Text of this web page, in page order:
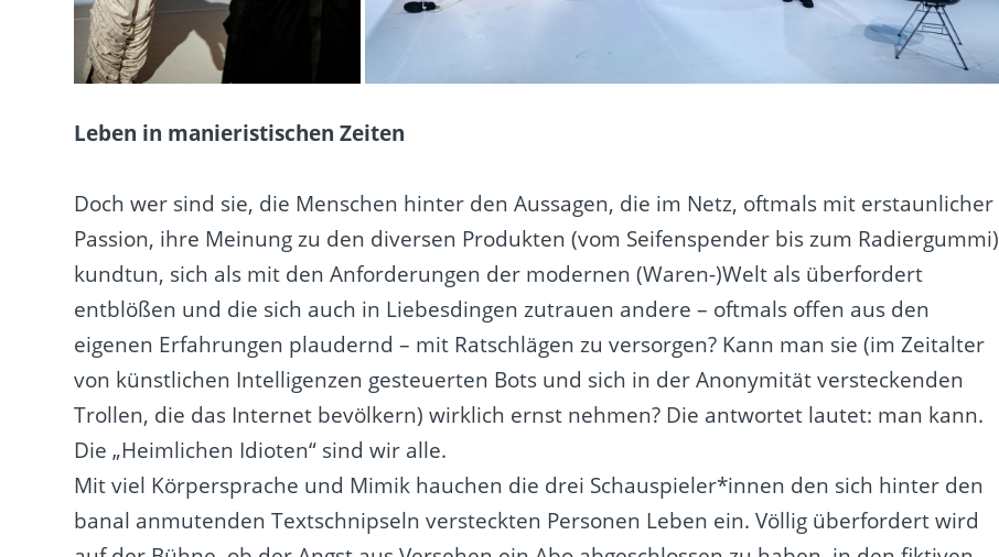
Leben in manieristischen Zeiten
Doch wer sind sie, die Menschen hinter den Aussagen, die im Netz, oftmals mit erstaunlicher
Passion, ihre Meinung zu den diversen Produkten (vom Seifenspender bis zum Radiergummi)
kundtun, sich als mit den Anforderungen der modernen (Waren-)Welt als überfordert
entblößen und die sich auch in Liebesdingen zutrauen andere – oftmals offen aus den
eigenen Erfahrungen plaudernd – mit Ratschlägen zu versorgen? Kann man sie (im Zeitalter
von künstlichen Intelligenzen gesteuerten Bots und sich in der Anonymität versteckenden
Trollen, die das Internet bevölkern) wirklich ernst nehmen? Die antwortet lautet: man kann.
Die „Heimlichen Idioten“ sind wir alle.
Mit viel Körpersprache und Mimik hauchen die drei Schauspieler*innen den sich hinter den
banal anmutenden Textschnipseln versteckten Personen Leben ein. Völlig überfordert wird